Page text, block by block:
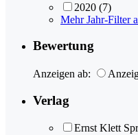
2020 (7)
Mehr Jahr-Filter
Bewertung
Anzeigen ab:
Verlag
Ernst Klett